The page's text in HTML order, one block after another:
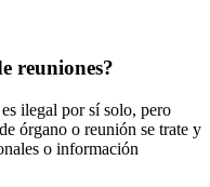
reuniones?
ilegal por sí solo, pero
órgano o reunión se trate y
o información